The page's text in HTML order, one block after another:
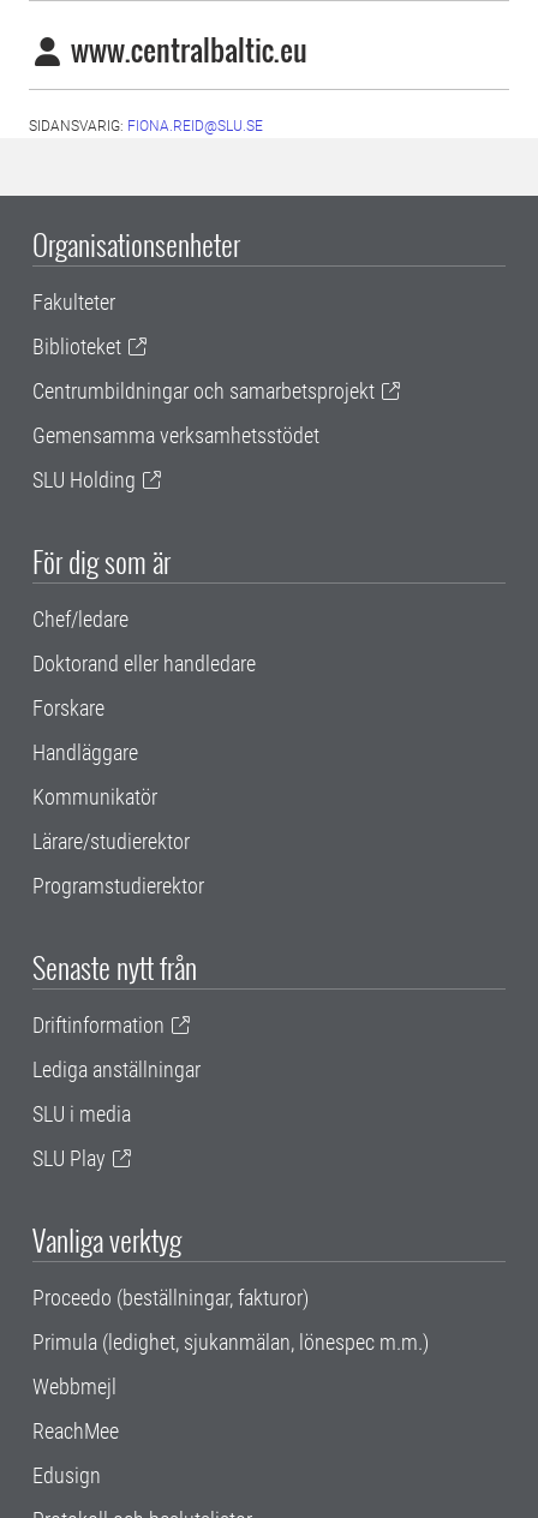
www.centralbaltic.eu
SIDANSVARIG: FIONA.REID@SLU.SE
Organisationsenheter
Fakulteter
Biblioteket
Centrumbildningar och samarbetsprojekt
Gemensamma verksamhetsstödet
SLU Holding
För dig som är
Chef/ledare
Doktorand eller handledare
Forskare
Handläggare
Kommunikatör
Lärare/studierektor
Programstudierektor
Senaste nytt från
Driftinformation
Lediga anställningar
SLU i media
SLU Play
Vanliga verktyg
Proceedo (beställningar, fakturor)
Primula (ledighet, sjukanmälan, lönespec m.m.)
Webbmejl
ReachMee
Edusign